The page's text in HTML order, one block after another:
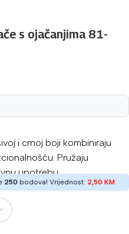
s ojačanjima 81-
i crnoj boji kombiniraju
Pružaju
upotrebu .
250 bodova! Vrijednost: 2,50 KM